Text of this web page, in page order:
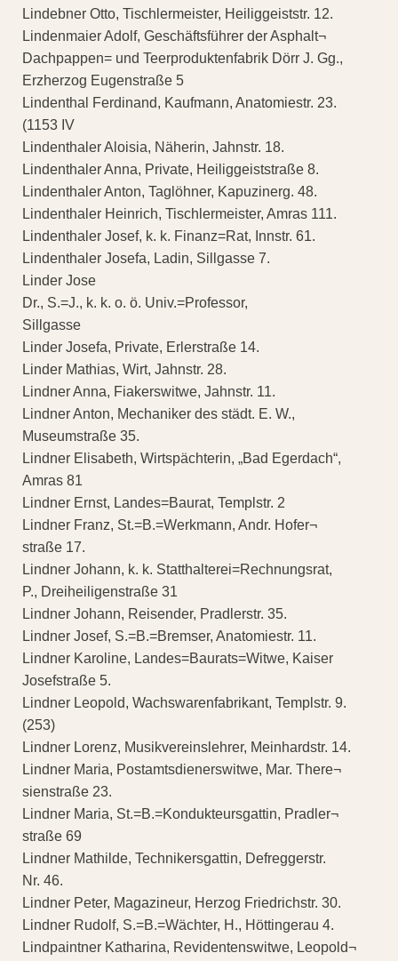
Lindebner Otto, Tischlermeister, Heiliggeiststr. 12.
Lindenmaier Adolf, Geschäftsführer der Asphalt¬
Dachpappen= und Teerproduktenfabrik Dörr J. Gg.,
Erzherzog Eugenstraße 5
Lindenthal Ferdinand, Kaufmann, Anatomiestr. 23.
(1153 IV
Lindenthaler Aloisia, Näherin, Jahnstr. 18.
Lindenthaler Anna, Private, Heiliggeiststraße 8.
Lindenthaler Anton, Taglöhner, Kapuzinerg. 48.
Lindenthaler Heinrich, Tischlermeister, Amras 111.
Lindenthaler Josef, k. k. Finanz=Rat, Innstr. 61.
Lindenthaler Josefa, Ladin, Sillgasse 7.
Linder Jose
Dr., S.=J., k. k. o. ö. Univ.=Professor,
Sillgasse
Linder Josefa, Private, Erlerstraße 14.
Linder Mathias, Wirt, Jahnstr. 28.
Lindner Anna, Fiakerswitwe, Jahnstr. 11.
Lindner Anton, Mechaniker des städt. E. W.,
Museumstraße 35.
Lindner Elisabeth, Wirtspächterin, „Bad Egerdach“,
Amras 81
Lindner Ernst, Landes=Baurat, Templstr. 2
Lindner Franz, St.=B.=Werkmann, Andr. Hofer¬
straße 17.
Lindner Johann, k. k. Statthalterei=Rechnungsrat,
P., Dreiheiligenstraße 31
Lindner Johann, Reisender, Pradlerstr. 35.
Lindner Josef, S.=B.=Bremser, Anatomiestr. 11.
Lindner Karoline, Landes=Baurats=Witwe, Kaiser
Josefstraße 5.
Lindner Leopold, Wachswarenfabrikant, Templstr. 9.
(253)
Lindner Lorenz, Musikvereinslehrer, Meinhardstr. 14.
Lindner Maria, Postamtsdienerswitwe, Mar. There¬
sienstraße 23.
Lindner Maria, St.=B.=Kondukteursgattin, Pradler¬
straße 69
Lindner Mathilde, Technikersgattin, Defreggerstr.
Nr. 46.
Lindner Peter, Magazineur, Herzog Friedrichstr. 30.
Lindner Rudolf, S.=B.=Wächter, H., Höttingerau 4.
Lindpaintner Katharina, Revidentenswitwe, Leopold¬